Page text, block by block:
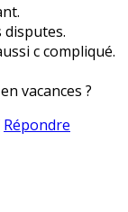
disputes.
c compliqué.
vacances ?
Répondre